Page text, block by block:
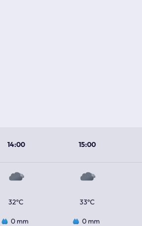
14:00 15:00
32ºC 33ºC
0 mm 0 mm